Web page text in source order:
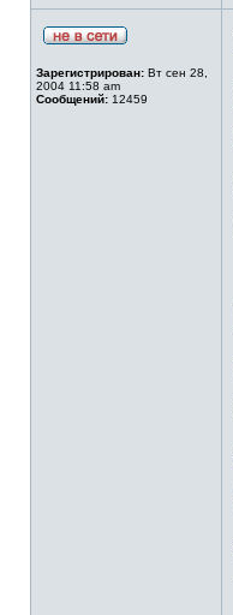
Зарегистрирован: Вт сен 28,
2004 11:58 am
Сообщений: 12459